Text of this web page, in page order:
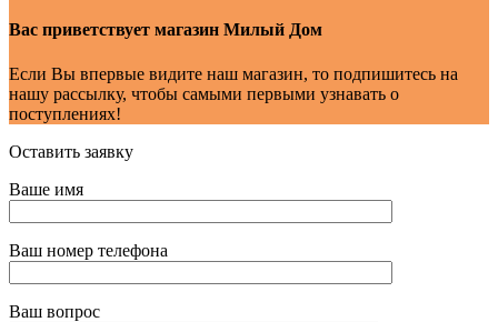
Вас приветствует магазин Милый Дом
Если Вы впервые видите наш магазин, то подпишитесь на
нашу рассылку, чтобы самыми первыми узнавать о
поступлениях!
Оставить заявку
Ваше имя
Ваш номер телефона
Ваш вопрос